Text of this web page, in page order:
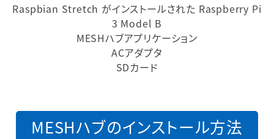
Raspbian Stretch がインストールされた Raspberry Pi
3 Model B
MESHハブアプリケーション
ACアダプタ
SDカード
MESHハブのインストール方法